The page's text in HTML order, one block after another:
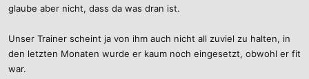
:
glaube aber nicht, dass da was dran ist.
Unser Trainer scheint ja von ihm auch nicht all zuviel zu halten, in
den letzten Monaten wurde er kaum noch eingesetzt, obwohl er fit
war.